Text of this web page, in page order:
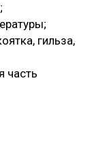
гильза,
часть